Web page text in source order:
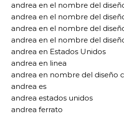
andrea en el nombre del
andrea en el nombre del
andrea en el nombre del
andrea en el nombre del
andrea en Estados Unidos
andrea en linea
andrea en nombre del diseño
andrea es
andrea estados unidos
andrea ferrato